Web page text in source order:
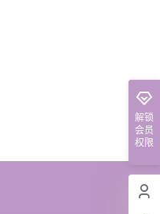
解锁
会员
权限